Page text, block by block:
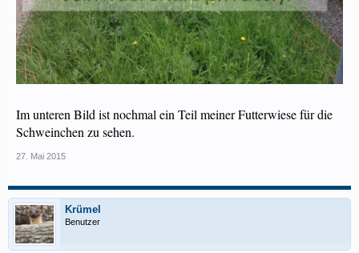
Im unteren Bild ist nochmal ein Teil meiner Futterwiese für die
Schweinchen zu sehen.
27. Mai 2015
Krümel
Benutzer